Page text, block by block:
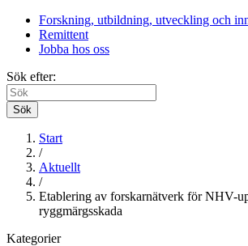
Forskning, utbildning, utveckling och
Remittent
Jobba hos oss
Sök efter:
Sök
Start
/
Aktuellt
/
Etablering av forskarnätverk för NHV-
ryggmärgsskada
Kategorier